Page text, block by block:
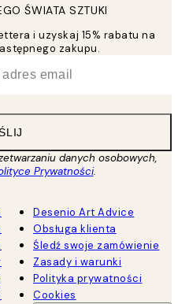
ŚWIATA SZTUKI
i uzyskaj 15% rabatu na
zakupu.
danych osobowych,
Prywatności.
Desenio Art Advice
Obsługa klienta
Śledź swoje zamówienie
Zasady i warunki
Polityka prywatności
Cookies